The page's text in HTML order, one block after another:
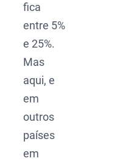
fica
entre 5%
e 25%.
Mas
aqui, e
em
outros
países
em